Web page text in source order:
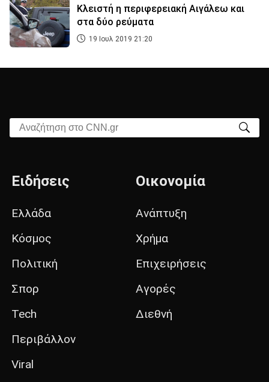
Κλειστή η περιφερειακή Αιγάλεω και
στα δύο ρεύματα
19 Ιουλ 2019 21:20
Αναζήτηση στο CNN.gr
Ειδήσεις
Ελλάδα
Κόσμος
Πολιτική
Σπορ
Tech
Περιβάλλον
Viral
Οικονομία
Ανάπτυξη
Χρήμα
Επιχειρήσεις
Αγορές
Διεθνή